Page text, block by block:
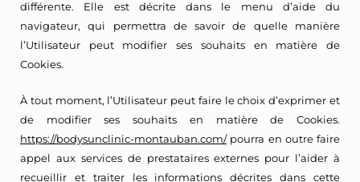
différente. Elle est décrite dans le menu d’aide du
navigateur, qui permettra de savoir de quelle manière
l’Utilisateur peut modifier ses souhaits en matière de
Cookies.
À tout moment, l’Utilisateur peut faire le choix d’exprimer et
de modifier ses souhaits en matière de Cookies.
https://bodysunclinic-montauban.com/pourra en outre faire
appel aux services de prestataires externes pour l’aider à
recueillir et traiter les informations décrites dans cette